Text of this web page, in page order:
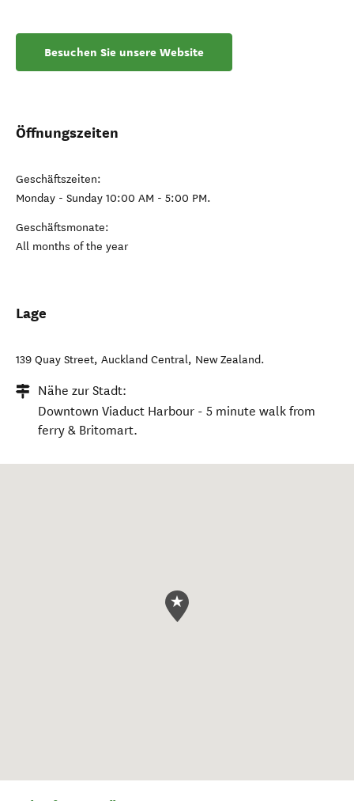
Besuchen Sie unsere Website
Öffnungszeiten
Geschäftszeiten:
Monday - Sunday 10:00 AM - 5:00 PM.
Geschäftsmonate:
All months of the year
Lage
139 Quay Street, Auckland Central, New Zealand.
Nähe zur Stadt:
Downtown Viaduct Harbour - 5 minute walk from
ferry & Britomart.